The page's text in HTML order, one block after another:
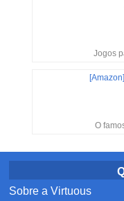
Jogos
O
Sobre a Virtuous